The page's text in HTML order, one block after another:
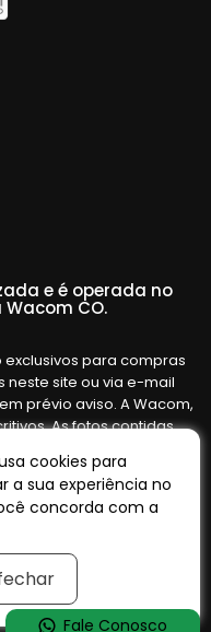
e é operada no
CO.
para compras
neste site ou via e-mail
prévio aviso. A Wacom,
As fotos contidas
do fabricante. Ofertas
Vendas sujeitas à
de dados.
cookies para
a sua experiência no
concorda com a
Fale Conosco